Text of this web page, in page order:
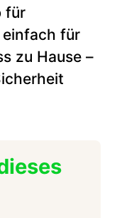
für
einfach für
zu Hause –